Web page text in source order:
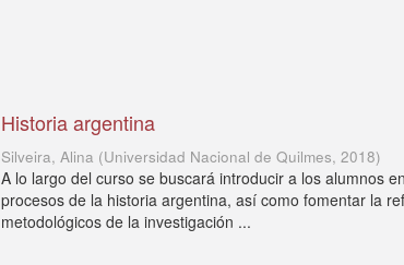
Historia argentina
Silveira, Alina (Universidad Nacional de Quilmes,2018)
A lo largo del curso se buscará introducir a los alumnos
procesos de la historia argentina, así como fomentar la
metodológicos de la investigación ...